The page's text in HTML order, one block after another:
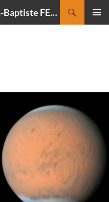
CIELMANIA : le blog de Jean-Baptiste FELDMANN, photographe du ciel